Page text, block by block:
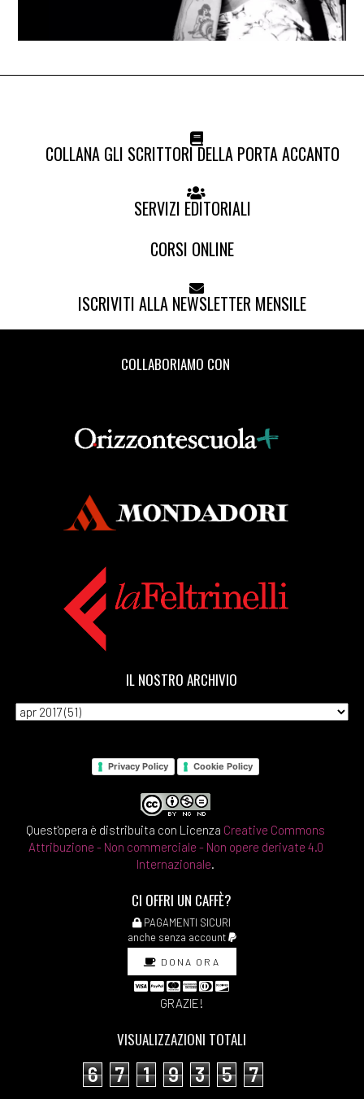
COLLANA GLI SCRITTORI DELLA PORTA ACCANTO
SERVIZI EDITORIALI
CORSI ONLINE
ISCRIVITI ALLA NEWSLETTER MENSILE
COLLABORIAMO CON
IL NOSTRO ARCHIVIO
Privacy Policy Cookie Policy
Quest'opera è distribuita con Licenza Creative Commons
Attribuzione - Non commerciale - Non opere derivate 4.0
Internazionale.
CI OFFRI UN CAFFÈ?
PAGAMENTI SICURI
anche senza account
DONA ORA
GRAZIE!
VISUALIZZAZIONI TOTALI
6 7 1 9 3 5 7